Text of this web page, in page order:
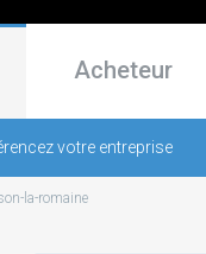
Acheteur
votre entreprise
la-romaine